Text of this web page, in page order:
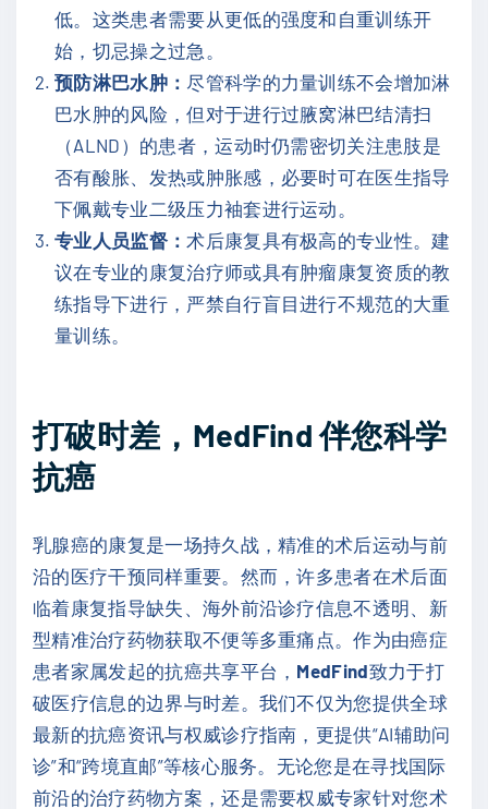
低。这类患者需要从更低的强度和自重训练开
始，切忌操之过急。
预防淋巴水肿：尽管科学的力量训练不会增加淋
巴水肿的风险，但对于进行过腋窝淋巴结清扫
（ALND）的患者，运动时仍需密切关注患肢是
否有酸胀、发热或肿胀感，必要时可在医生指导
下佩戴专业二级压力袖套进行运动。
专业人员监督：术后康复具有极高的专业性。建
议在专业的康复治疗师或具有肿瘤康复资质的教
练指导下进行，严禁自行盲目进行不规范的大重
量训练。
打破时差，MedFind 伴您科学
抗癌
乳腺癌的康复是一场持久战，精准的术后运动与前
沿的医疗干预同样重要。然而，许多患者在术后面
临着康复指导缺失、海外前沿诊疗信息不透明、新
型精准治疗药物获取不便等多重痛点。作为由癌症
患者家属发起的抗癌共享平台， MedFind致力于打
破医疗信息的边界与时差。我们不仅为您提供全球
最新的抗癌资讯与权威诊疗指南，更提供“AI辅助问
诊”和“跨境直邮”等核心服务。无论您是在寻找国际
前沿的治疗药物方案，还是需要权威专家针对您术